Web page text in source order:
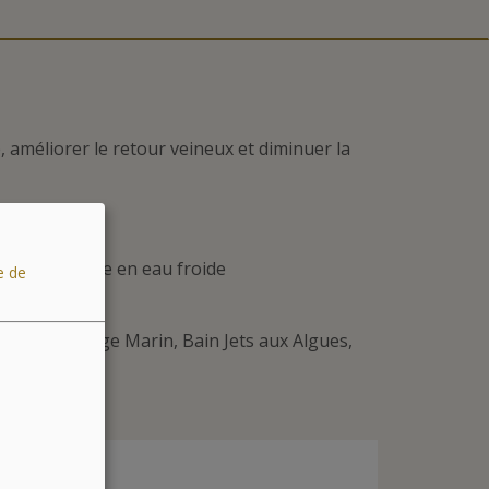
le retour veineux et diminuer la
de marche en eau froide
: Drainage Marin, Bain Jets aux Algues,
de